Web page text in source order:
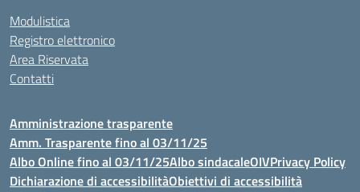
Modulistica
Registro elettronico
Area Riservata
Contatti
Amministrazione trasparente
Amm. Trasparente fino al 03/11/25
Albo Online fino al 03/11/25Albo sindacaleOIVPrivacy Policy
Dichiarazione di accessibilitàObiettivi di accessibilità